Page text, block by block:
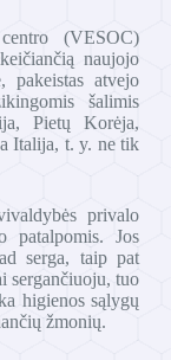
(VESOC)
naujojo
pakeistas atvejo
šalimis
Pietų Korėja,
Italija, t. y. ne tik
privalo
patalpomis. Jos
serga, taip pat
sergančiuoju, tuo
higienos sąlygų
žmonių.